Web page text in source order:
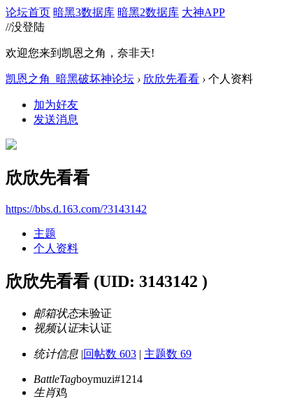
论坛首页 暗黑3数据库 暗黑2数据库 大神APP
//没登陆
欢迎您来到凯恩之角，奈非天!
凯恩之角_暗黑破坏神论坛 › 欣欣先看看 › 个人资料
加为好友
发送消息
欣欣先看看
https://bbs.d.163.com/?3143142
主题
个人资料
欣欣先看看 (UID: 3143142 )
邮箱状态未验证
视频认证未认证
统计信息 |回帖数 603 | 主题数 69
BattleTagboymuzi#1214
生肖鸡